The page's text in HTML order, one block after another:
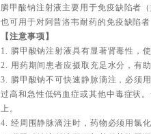
膦甲酸钠注射液主要用于免疫缺陷者
也可用于对阿昔洛韦耐药的免疫缺陷
【注意事项】
1. 膦甲酸钠注射液具有显著肾毒性，
2. 用药期间患者应摄取充足水分，有
3. 膦甲酸钠不可快速静脉滴注，必须
过高和急性低钙血症或其他中毒症状
上。
4. 经周围静脉滴注时，药物必须用氯